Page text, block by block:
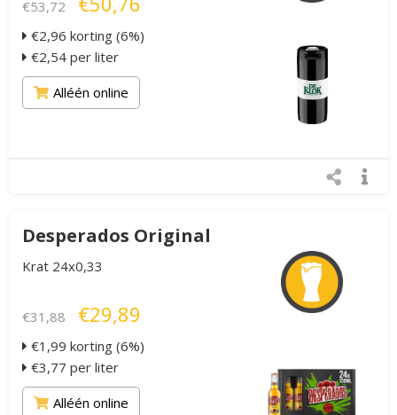
€53,72
€2,96 korting (6%)
€2,54 per liter
Alléén online
Desperados Original
Krat 24x0,33
€31,88 €29,89
€1,99 korting (6%)
€3,77 per liter
Alléén online